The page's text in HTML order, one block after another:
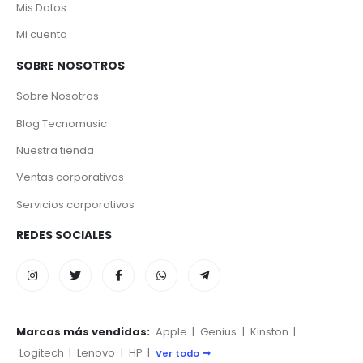
Mis Datos
Mi cuenta
SOBRE NOSOTROS
Sobre Nosotros
Blog Tecnomusic
Nuestra tienda
Ventas corporativas
Servicios corporativos
REDES SOCIALES
Marcas más vendidas: Apple | Genius | Kinston |
Logitech | Lenovo | HP | Ver todo